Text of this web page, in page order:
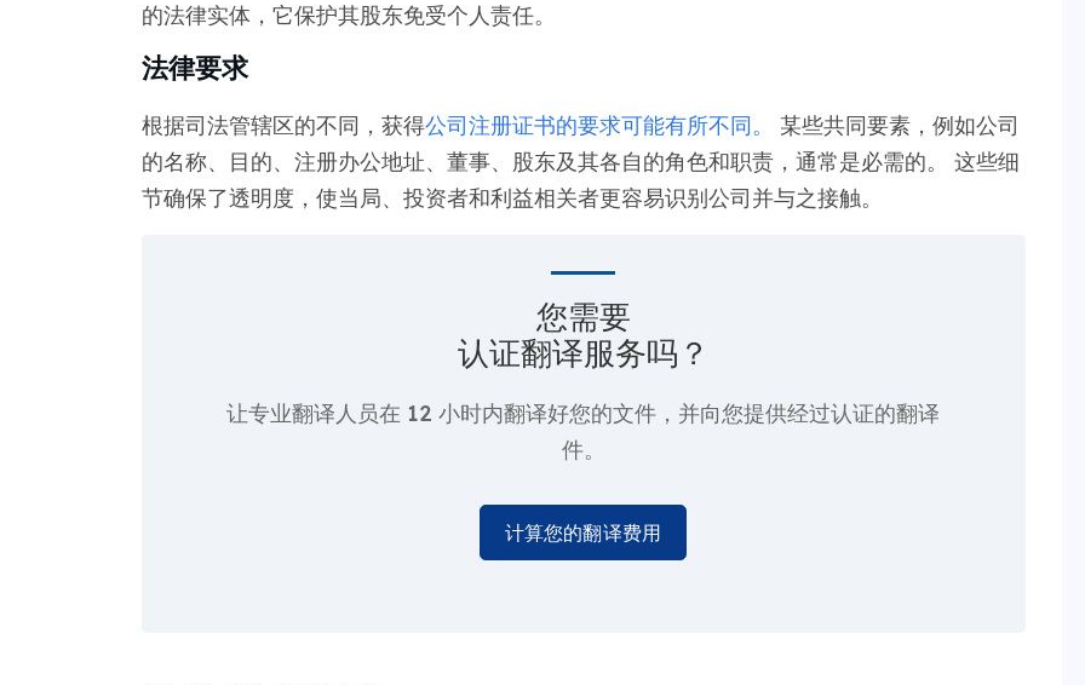
的法律实体，它保护其股东免受个人责任。
法律要求
根据司法管辖区的不同，获得公司注册证书的要求可能有所不同。
某些共同要素，例如公司
的名称、目的、注册办公地址、董事、股东及其各自的角色和职责，通常是必需的。 这些细
节确保了透明度，使当局、投资者和利益相关者更容易识别公司并与之接触。
您需要
认证翻译服务吗？
让专业翻译人员在 12 小时内翻译好您的文件，并向您提供经过认证的翻译
件。
计算您的翻译费用